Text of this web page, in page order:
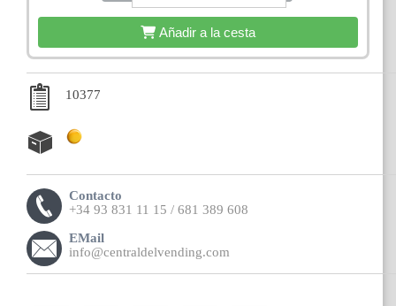
Añadir a la cesta
10377
Contacto
+34 93 831 11 15 / 681 389 608
EMail
info@centraldelvending.com